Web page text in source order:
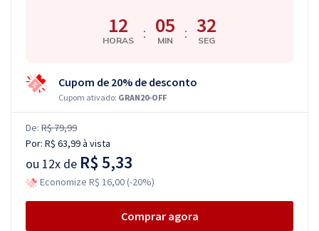
12
HORAS : 05
MIN : 31
SEG
Cupom de 20% de desconto
Cupom ativado: GRAN20-OFF
De: R$ 79,99
Por: R$ 63,99à vista
ou 12x de R$ 5,33
Economize R$ 16,00 (-20%)
Comprar agora